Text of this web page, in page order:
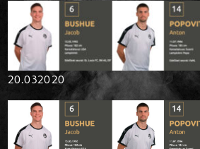
20.032020